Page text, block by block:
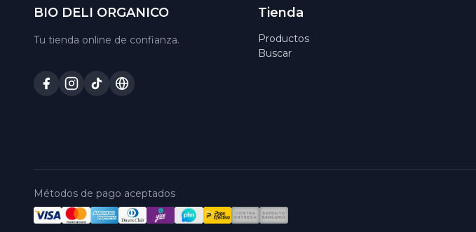
BIO DELI ORGANICO
Tu tienda online de confianza.
Tienda
Productos
Buscar
Métodos de pago aceptados